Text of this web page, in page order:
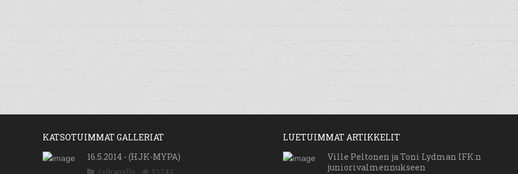
KATSOTUIMMAT GALLERIAT
16.5.2014 - (HJK-MYPA)
Jalkapallo 53742
LUETUIMMAT ARTIKKELIT
Ville Peltonen ja Toni Lydman IFK:n
juniorivalmennukseen